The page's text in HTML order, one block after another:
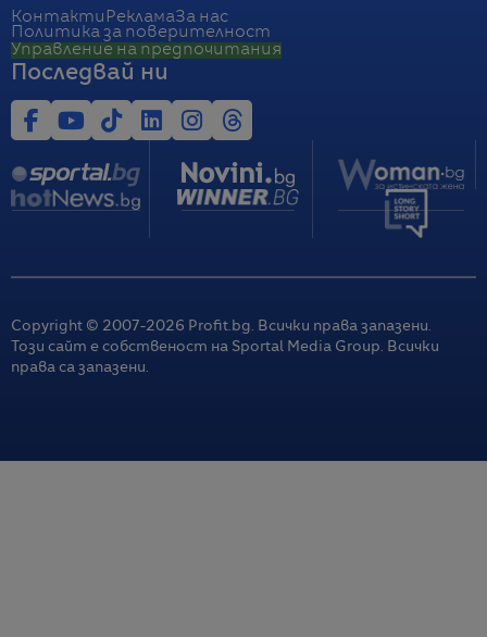
Контакти РекламаЗа нас
Политика за поверителност
Управление на предпочитания
Последвай ни
Copyright © 2007-2026 Profit.bg. Всички права запазени.
Този сайт е собственост на Sportal Media Group. Всички
права са запазени.